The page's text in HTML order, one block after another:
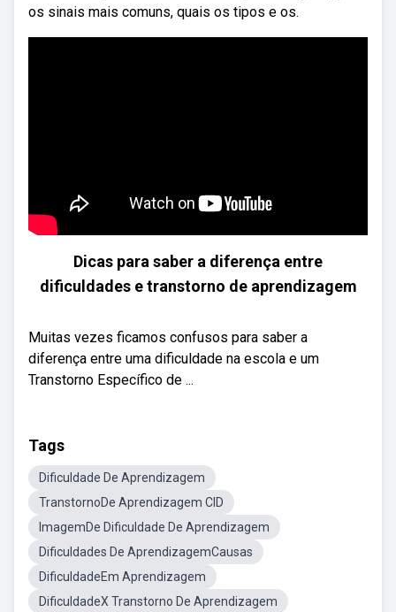
os sinais mais comuns, quais os tipos e os.
Dicas para saber a diferença entre
dificuldades e transtorno de aprendizagem
Muitas vezes ficamos confusos para saber a
diferença entre uma dificuldade na escola e um
Transtorno Específico de ...
Tags
Dificuldade De Aprendizagem
TranstornoDe Aprendizagem CID
ImagemDe Dificuldade De Aprendizagem
Dificuldades De AprendizagemCausas
DificuldadeEm Aprendizagem
DificuldadeX Transtorno De Aprendizagem